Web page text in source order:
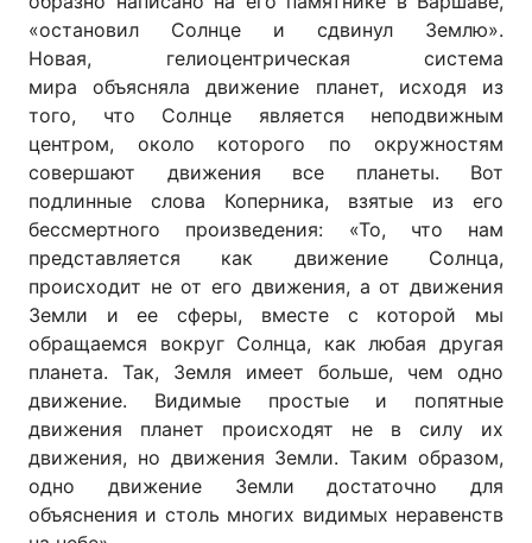
«остановил Солнце и сдвинул Землю».
Новая, гелиоцентрическая система
мира объясняла движение планет, исходя из
того, что Солнце является неподвижным
центром, около которого по окружностям
совершают движения все планеты. Вот
подлинные слова Коперника, взятые из его
бессмертного произведения: «То, что нам
представляется как движение Солнца,
происходит не от его движения, а от движения
Земли и ее сферы, вместе с которой мы
обращаемся вокруг Солнца, как любая другая
планета. Так, Земля имеет больше, чем одно
движение. Видимые простые и попятные
движения планет происходят не в силу их
движения, но движения Земли. Таким образом,
одно движение Земли достаточно для
объяснения и столь многих видимых неравенств